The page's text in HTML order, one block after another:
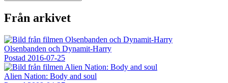
Från arkivet
Olsenbanden och Dynamit-Harry
Postad 2016-07-25
Alien Nation: Body and soul